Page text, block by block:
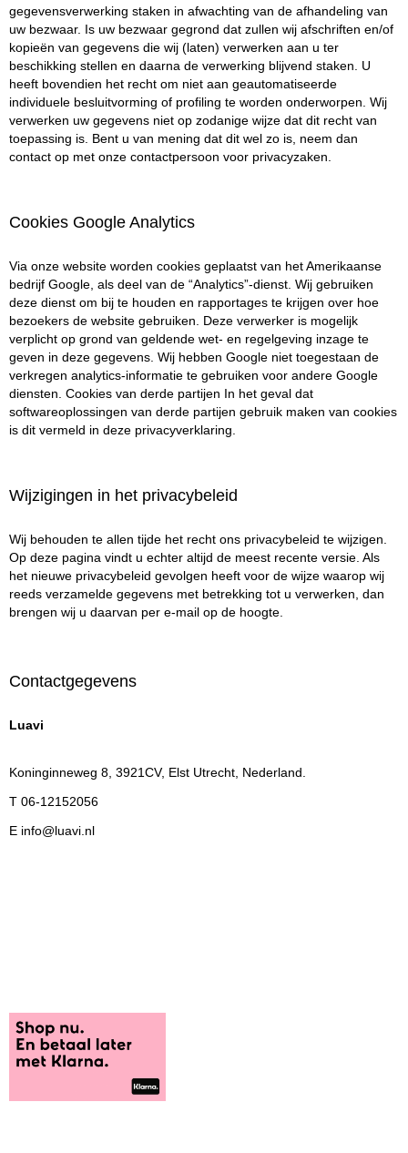
gegevensverwerking staken in afwachting van de afhandeling van
uw bezwaar. Is uw bezwaar gegrond dat zullen wij afschriften en/of
kopieën van gegevens die wij (laten) verwerken aan u ter
beschikking stellen en daarna de verwerking blijvend staken. U
heeft bovendien het recht om niet aan geautomatiseerde
individuele besluitvorming of profiling te worden onderworpen. Wij
verwerken uw gegevens niet op zodanige wijze dat dit recht van
toepassing is. Bent u van mening dat dit wel zo is, neem dan
contact op met onze contactpersoon voor privacyzaken.
Cookies Google Analytics
Via onze website worden cookies geplaatst van het Amerikaanse
bedrijf Google, als deel van de “Analytics”-dienst. Wij gebruiken
deze dienst om bij te houden en rapportages te krijgen over hoe
bezoekers de website gebruiken. Deze verwerker is mogelijk
verplicht op grond van geldende wet- en regelgeving inzage te
geven in deze gegevens. Wij hebben Google niet toegestaan de
verkregen analytics-informatie te gebruiken voor andere Google
diensten. Cookies van derde partijen In het geval dat
softwareoplossingen van derde partijen gebruik maken van cookies
is dit vermeld in deze privacyverklaring.
Wijzigingen in het privacybeleid
Wij behouden te allen tijde het recht ons privacybeleid te wijzigen.
Op deze pagina vindt u echter altijd de meest recente versie. Als
het nieuwe privacybeleid gevolgen heeft voor de wijze waarop wij
reeds verzamelde gegevens met betrekking tot u verwerken, dan
brengen wij u daarvan per e-mail op de hoogte.
Contactgegevens
Luavi
Koninginneweg 8, 3921CV, Elst Utrecht, Nederland.
T 06-12152056
E info@luavi.nl